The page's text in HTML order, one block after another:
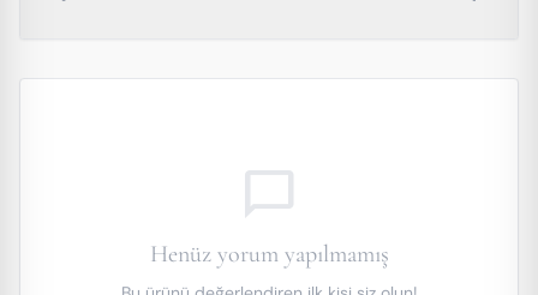
chat_bubble_outline
Henüz yorum yapılmamış